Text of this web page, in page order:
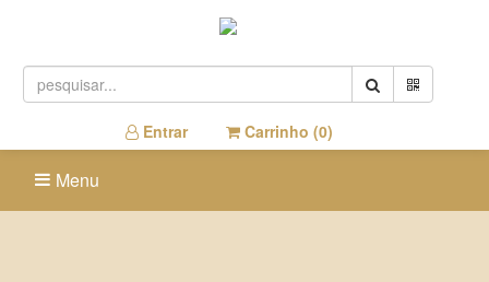
Entrar Carrinho (0)
Menu